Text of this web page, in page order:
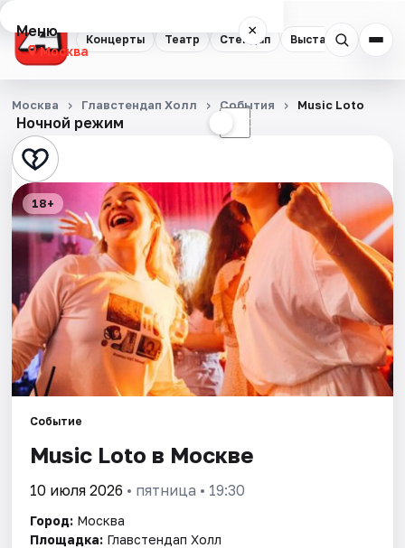
Концерты Театр Стендап Выставки
Меню ×
Москва
Концерты
Театр
Стендап
Выставки
Квесты
Экскурсии
Спорт
События
Города
Площадки
Артисты
Ночной режим ☾
Москва Главстендап Холл События Music Loto
18+
Событие
Music Loto в Москве
10 июля 2026 • пятница • 19:30
Город: Москва
Площадка: Главстендап Холл